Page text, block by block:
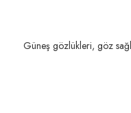
Güneş gözlükleri, göz